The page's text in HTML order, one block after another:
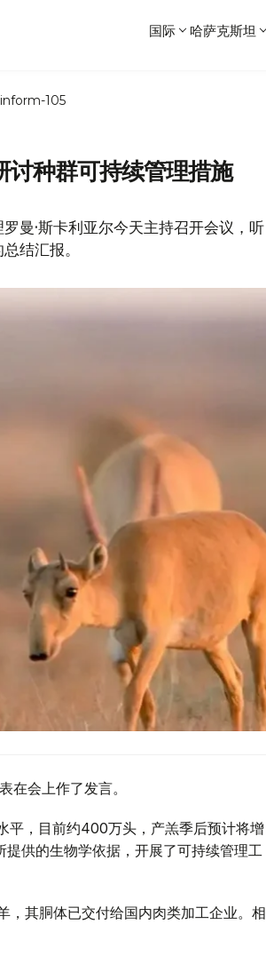
国际 哈萨克斯坦
105
讨种群可持续管理措施
曼·斯卡利亚尔今天主持召开会议，听
结汇报。
在会上作了发言。
平，目前约400万头，产羔季后预计将增
供的生物学依据，开展了可持续管理工
，其胴体已交付给国内肉类加工企业。相